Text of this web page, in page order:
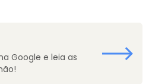
Google e leia as